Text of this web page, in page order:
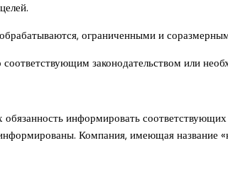
ограниченными и
законодательством или
информировать
Компания, имеющая название